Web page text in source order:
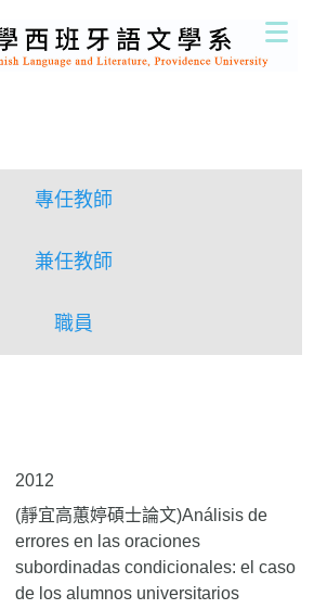
專任教師
兼任教師
職員
2012
(靜宜高蕙婷碩士論文)Análisis de
errores en las oraciones
subordinadas condicionales: el caso
de los alumnos universitarios